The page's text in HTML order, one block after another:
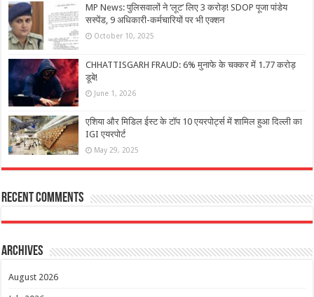
MP News: पुलिसवालों ने ‘लूट’ लिए 3 करोड़! SDOP पूजा पांडेय
सस्पेंड, 9 अधिकारी-कर्मचारियों पर भी एक्शन
October 10, 2025
CHHATTISGARH FRAUD: 6% मुनाफे के चक्कर में 1.77 करोड़
डूबे!
June 1, 2026
एशिया और मिडिल ईस्ट के टॉप 10 एयरपोर्ट्स में शामिल हुआ दिल्ली का
IGI एयरपोर्ट
May 29, 2025
Recent Comments
Archives
August 2026